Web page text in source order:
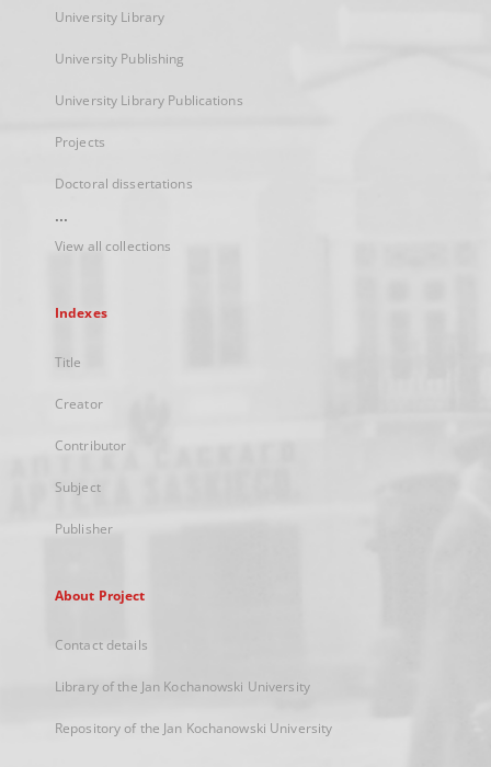
University Library
University Publishing
University Library Publications
Projects
Doctoral dissertations
...
View all collections
Indexes
Title
Creator
Contributor
Subject
Publisher
About Project
Contact details
Library of the Jan Kochanowski University
Repository of the Jan Kochanowski University